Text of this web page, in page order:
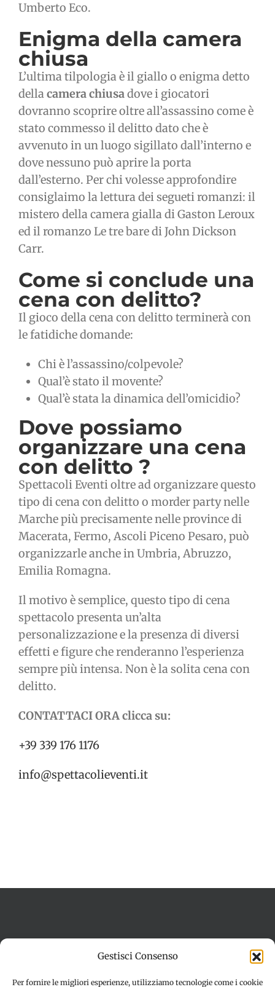
Gestisci Consenso
Per fornire le migliori esperienze, utilizziamo tecnologie come i cookie
Umberto Eco.
Enigma della camera
chiusa
L’ultima tilpologia è il giallo o enigma detto
dellacamera chiusadove i giocatori
dovranno scoprire oltre all’assassino come è
stato commesso il delitto dato che è
avvenuto in un luogo sigillato dall’interno e
dove nessuno può aprire la porta
dall’esterno. Per chi volesse approfondire
consiglaimo la lettura dei segueti romanzi: il
mistero della camera gialla di Gaston Leroux
ed il romanzo Le tre bare di John Dickson
Carr.
Come si conclude una
cena con delitto?
Il gioco della cena con delitto terminerà con
le fatidiche domande:
Chi è l’assassino/colpevole?
Qual’è stato il movente?
Qual’è stata la dinamica dell’omicidio?
Dove possiamo
organizzare una cena
con delitto ?
Spettacoli Eventi oltre ad organizzare questo
tipo di cena con delitto o morder party nelle
Marche più precisamente nelle province di
Macerata, Fermo, Ascoli Piceno Pesaro, può
organizzarle anche in Umbria, Abruzzo,
Emilia Romagna.
Il motivo è semplice, questo tipo di cena
spettacolo presenta un’alta
personalizzazione e la presenza di diversi
effetti e figure che renderanno l’esperienza
sempre più intensa. Non è la solita cena con
delitto.
CONTATTACI ORA clicca su:
+39 339 176 1176
info@spettacolieventi.it
Dichiarazione sulla Privacy (UE)
Disconoscimento